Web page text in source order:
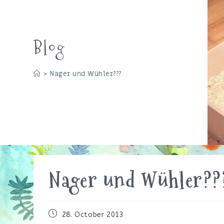
Blog
> Nager und Wühler???
Nager und
Beitrag28. October 2013